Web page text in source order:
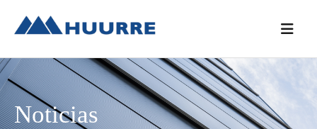
navegación
principal
principal
barra
lateral
principal
Noticias